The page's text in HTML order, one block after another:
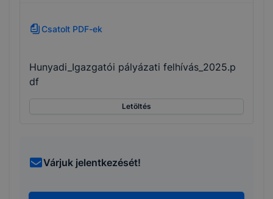
Csatolt PDF-ek
Hunyadi_Igazgatói pályázati felhívás_2025.p
df
Letöltés
Várjuk jelentkezését!